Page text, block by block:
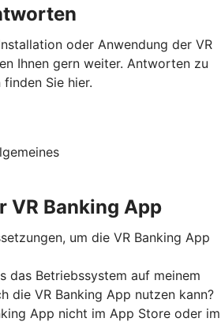
oder Anwendung der VR
Ihnen gern weiter. Antworten zu
Sie hier.
VR Banking App
um die VR Banking App
das Betriebssystem auf meinem
die VR Banking App nutzen kann?
App nicht im App Store oder im